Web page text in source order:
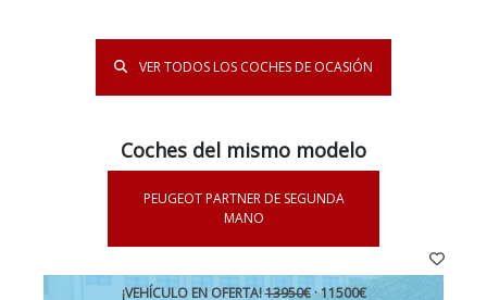
VER TODOS LOS COCHES DE OCASIÓN
Coches del mismo modelo
PEUGEOT PARTNER DE SEGUNDA
MANO
¡VEHÍCULO EN OFERTA!13950€· 11500€